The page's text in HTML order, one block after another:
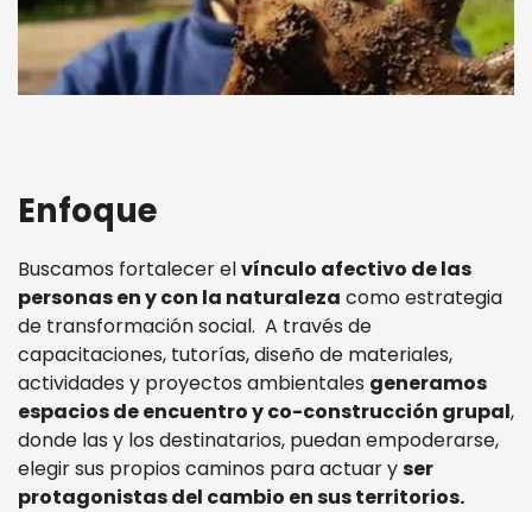
Enfoque
Buscamos fortalecer elvínculo afectivo de las
personas en y con la naturaleza como estrategia
de transformación social. A través de
capacitaciones, tutorías, diseño de materiales,
actividades y proyectos ambientales generamos
espacios de encuentro y co-construcción grupal,
donde las y los destinatarios, puedan empoderarse,
elegir sus propios caminos para actuar yser
protagonistas del cambio en sus territorios.